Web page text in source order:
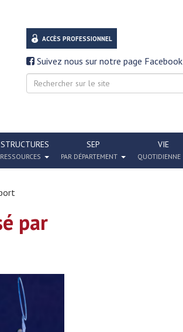
ACCÈS PROFESSIONNEL
Suivez nous sur notre page Facebook
STRUCTURES
RESSOURCES
SEP
PAR DÉPARTEMENT
VIE
QUOTIDIENNE
par